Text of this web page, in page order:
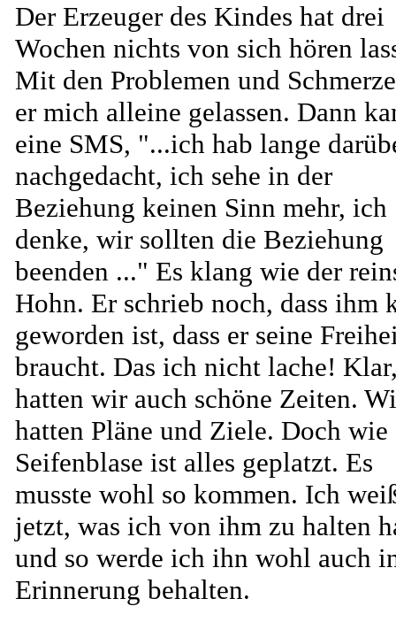
Der Erzeuger des Kindes hat drei
Wochen nichts von sich hören
Mit den Problemen und
er mich alleine gelassen. Dann
eine SMS, "...ich hab lange
nachgedacht, ich sehe in der
Beziehung keinen Sinn mehr, ich
denke, wir sollten die Beziehung
beenden ..." Es klang wie der
Hohn. Er schrieb noch, dass ihm
geworden ist, dass er seine
braucht. Das ich nicht lache!
hatten wir auch schöne Zeiten.
hatten Pläne und Ziele. Doch wie
Seifenblase ist alles geplatzt. Es
musste wohl so kommen. Ich
jetzt, was ich von ihm zu halten
und so werde ich ihn wohl auch
Erinnerung behalten.